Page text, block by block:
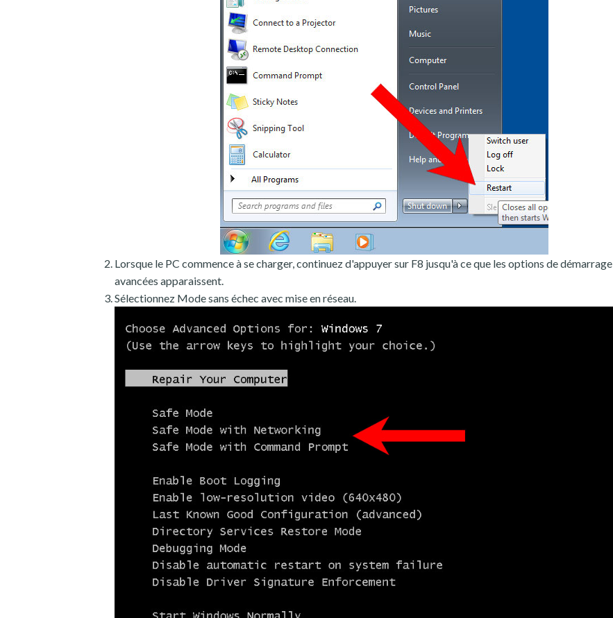
Lorsque le PC commence à se charger, continuez d'appuyer sur F8 jusqu'à ce que les options de démarrage
avancées apparaissent.
Sélectionnez Mode sans échec avec mise en réseau.